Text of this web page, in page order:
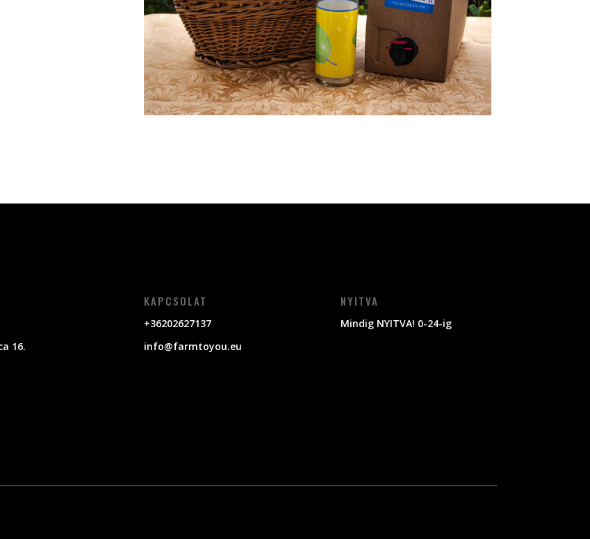
16.
KAPCSOLAT
+36202627137
info@farmtoyou.eu
NYITVA
Mindig NYITVA! 0-24-ig